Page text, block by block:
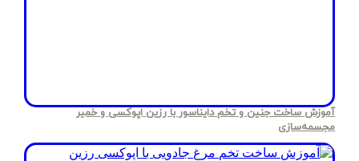
آموزش ساخت جنین و تخم دایناسور با رزین اپوکسی و خمیر
مجسمه‌سازی